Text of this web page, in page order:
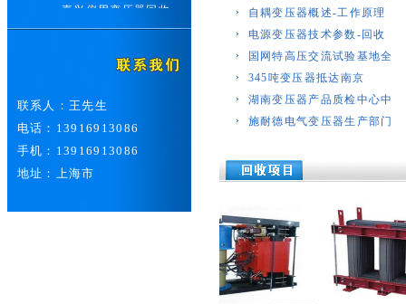
嘉兴仪用变压器回收
二手配电柜整流柜回
废旧电线电缆回收
上海中央空调回收
联系人：王先生
电话：13916913086
手机：13916913086
地址：上海市
自耦变压器概述-工作原理
电源变压器技术参数-回收
国网特高压交流试验基地全
345吨变压器抵达南京
湖南变压器产品质检中心中
施耐德电气变压器生产部门